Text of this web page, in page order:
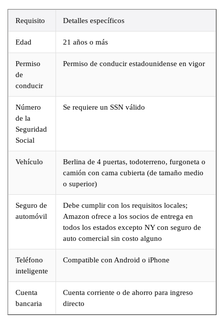
Requisito Detalles específicos
Edad 21 años o más
Permiso
de
conducir
Permiso de conducir estadounidense en vigor
Número
de la
Seguridad
Social
Se requiere un SSN válido
Vehículo
Berlina de 4 puertas, todoterreno, furgoneta o
camión con cama cubierta (de tamaño medio
o superior)
Seguro de
automóvil
Debe cumplir con los requisitos locales;
Amazon ofrece a los socios de entrega en
todos los estados excepto NY con seguro de
auto comercial sin costo alguno
Teléfono
inteligente
Compatible con Android o iPhone
Cuenta
bancaria
Cuenta corriente o de ahorro para ingreso
directo